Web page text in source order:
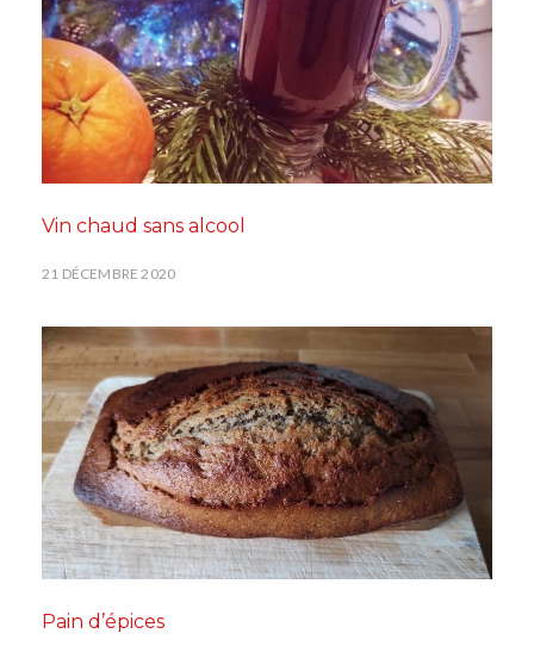
Vin chaud sans alcool
21 DÉCEMBRE 2020
Pain d’épices